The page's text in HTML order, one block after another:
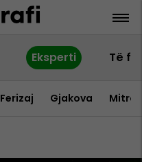
Eksperti Të
Ferizaj Gjakova